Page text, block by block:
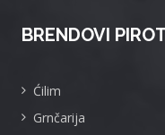
BRENDOVI
Ćilim
Grnčarija